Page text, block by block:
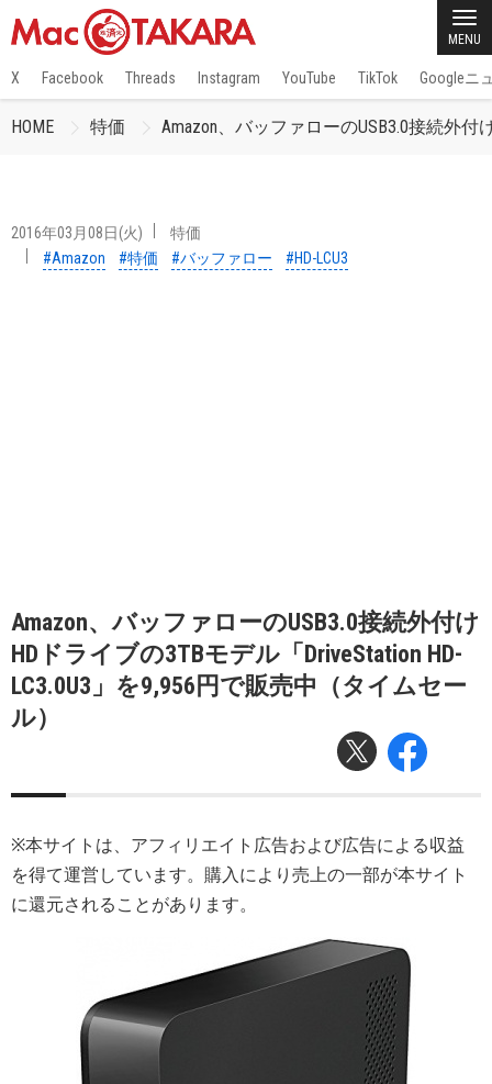
MENU
X Facebook Threads Instagram YouTube TikTok Googleニ
HOME 特価 Amazon、バッファローのUSB3.0接続外付
2016年03月08日(火)
特価
#Amazon
#特価 #バッファロー #HD-LCU3
Amazon、バッファローのUSB3.0接続外付け
HDドライブの3TBモデル「DriveStation HD-
LC3.0U3」を9,956円で販売中（タイムセー
ル）
※本サイトは、アフィリエイト広告および広告による収益
を得て運営しています。購入により売上の一部が本サイト
に還元されることがあります。